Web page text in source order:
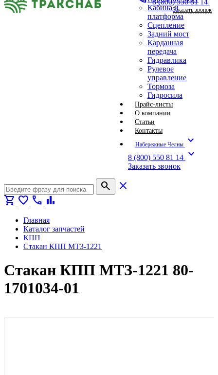
Кабина и
платформа
Сцепление
Задний мост
Карданная
передача
Гидравлика
Рулевое
управление
Тормоза
Гидросила
Прайс-листы
О компании
Статьи
Контакты
Набережные Челны expand_more
8 (800) 550 81 14 expand_more
Заказать звонок
Заказать звонок
search
close
shopping_cart favorite call bar_chart
Главная
Каталог запчастей
КПП
Стакан КПП МТЗ-1221
Стакан КПП МТЗ-1221 80-
1701034-01